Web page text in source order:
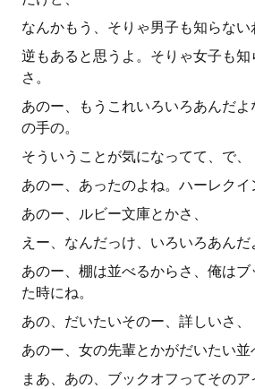
なんかもう、そりゃ男子も知らない
逆もあると思うよ。そりゃ女子も知
さ。
あのー、もうこれいろいろあんだよ
の手の。
そういうことが気になってて、で、
あのー、あったのよね。ハーレクイ
あのー、ルビー文庫とかさ、
えー、なんだっけ、いろいろあんだ
あのー、棚は並べるからさ、俺は
た時にね。
あの、だいたいそのー、詳しいさ、
あのー、女の先輩とかがだいたい並
まあ、あの、ブックオフってその